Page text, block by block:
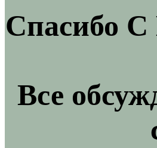
Спасибо С
Все